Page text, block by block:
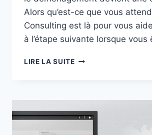
Alors qu’est-ce que vous
Consulting est là pour vous
à l’étape suivante lorsque vous
LIRE LA SUITEL’IMPACT
L’INSTANCE
GÉRÉE
MICROSOFT